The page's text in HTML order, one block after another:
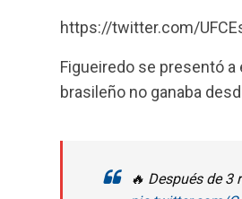
https://twitter.com/
Figueiredo se presentó
brasileño no ganaba
🔥 Después de 3